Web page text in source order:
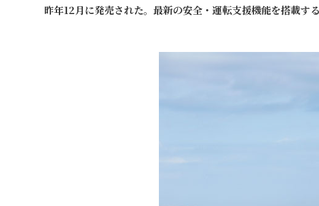
昨年12月に発売された。最新の安全・運転支援機能を搭載す